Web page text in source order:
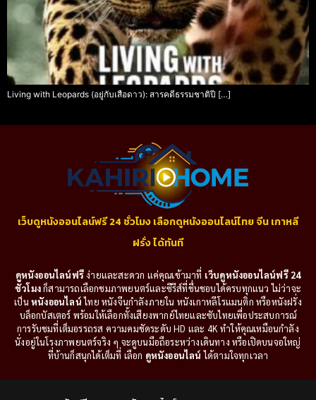
Living with Leopards (อยู่กับเสือดาว): สารคดีธรรมชาติปี […]
เว็บดูหนังออนไลน์ฟรี 24 ชั่วโมง เลือกดูหนังออนไลน์ไทย จีน เกาหลี
ฝรั่ง ได้ทันที
ดูหนังออนไลน์ฟรีง่ายและสะดวก แค่คุณเข้ามาที่ เว็บดูหนังออนไลน์ฟรี 24
ชั่วโมงก็สามารถเลือกชมภาพยนตร์และซีรีส์ที่ชื่นชอบได้ครบทุกแนว ไม่ว่าจะ
เป็นหนังออนไลน์ไทย หนังจีนกำลังภายใน หนังเกาหลีโรแมนติก หรือหนังฝรั่ง
บล็อกบัสเตอร์ พร้อมให้เลือกทั้งเสียงพากย์ไทยและซับไทยเพื่อประสบการณ์
การรับชมที่เต็มอรรถรส ความคมชัดระดับ HD และ 4K ทำให้คุณเหมือนกำลัง
นั่งอยู่ในโรงภาพยนตร์จริง ๆ จะดูบนมือถือระหว่างเดินทาง หรือเปิดบนจอใหญ่
ที่บ้านก็สนุกได้เต็มที่ เลือก ดูหนังออนไลน์ ได้ตามใจทุกเวลา